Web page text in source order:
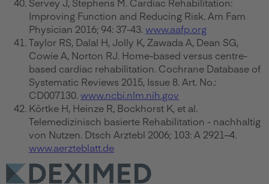
Improving Function and Reducing Risk. Am Fam
Physician 2016; 94: 37-43. www.aafp.org
Taylor RS, Dalal H, Jolly K, Zawada A, Dean SG,
Cowie A, Norton RJ. Home-based versus centre-
based cardiac rehabilitation. Cochrane Database of
Systematic Reviews 2015, Issue 8. Art. No.:
CD007130. www.ncbi.nlm.nih.gov
Körtke H, Heinze R, Bockhorst K, et al.
Telemedizinisch basierte Rehabilitation - nachhaltig
von Nutzen. Dtsch Arztebl 2006; 103: A 2921–4.
www.aerzteblatt.de